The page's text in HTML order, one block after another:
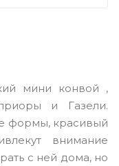
мини конвой ,
и Газели.
формы, красивый
внимание
с ней дома, но